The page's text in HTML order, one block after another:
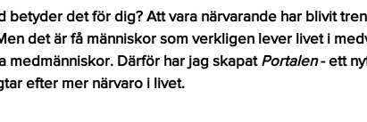
betyder det för dig? Att vara närvarande har blivit
det är få människor som verkligen lever livet i
medmänniskor. Därför har jag skapat Portalen - ett
efter mer närvaro i livet.